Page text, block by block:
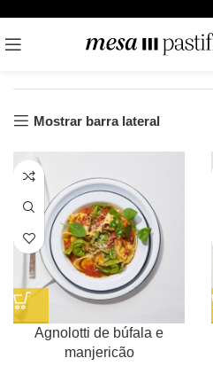
Exibindo 1–12 de 23 resultados
Mostrar barra lateral
Agnolotti de búfala e
manjericão